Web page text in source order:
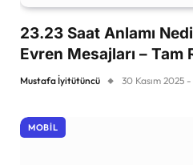
23.23 Saat Anlamı
Evren Mesajları – Tam
Mustafa İyitütüncü 30 Kasım 2025
MOBIL